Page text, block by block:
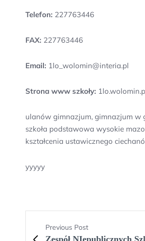
Telefon: 227763446
FAX: 227763446
Email: 1lo_wolomin@interia.pl
Strona www szkoły:
ulanów gimnazjum, gimnazjum w
szkoła podstawowa wysokie
kształcenia ustawicznego
yyyyy
Previous Post
Zespół NIepublicznych